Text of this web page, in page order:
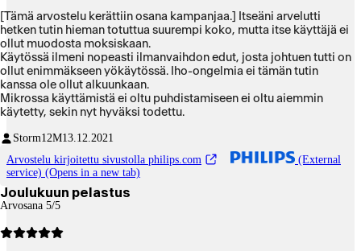
[Tämä arvostelu kerättiin osana kampanjaa.] Itseäni arvelutti
hetken tutin hieman totuttua suurempi koko, mutta itse käyttäjä ei
ollut muodosta moksiskaan.
Käytössä ilmeni nopeasti ilmanvaihdon edut, josta johtuen tutti on
ollut enimmäkseen yökäytössä. Iho-ongelmia ei tämän tutin
kanssa ole ollut alkuunkaan.
Mikrossa käyttämistä ei oltu puhdistamiseen ei oltu aiemmin
käytetty, sekin nyt hyväksi todettu.
Storm12M13.12.2021
Arvostelu kirjoitettu sivustolla philips.com
(External
service) (Opens in a new tab)
Joulukuun pelastus
Arvosana 5/5